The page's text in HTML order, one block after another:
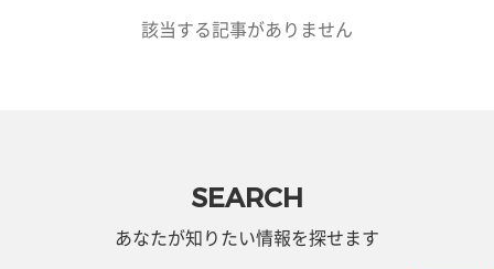
該当する記事がありません
SEARCH
あなたが知りたい情報を探せます